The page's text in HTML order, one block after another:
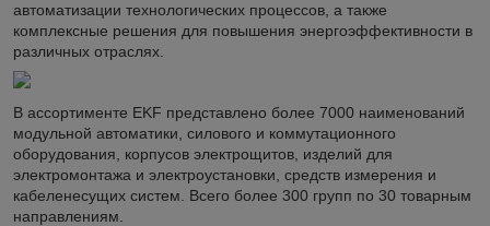
автоматизации технологических процессов, а также
комплексные решения для повышения энергоэффективности в
различных отраслях.
В ассортименте EKF представлено более 7000 наименований
модульной автоматики, силового и коммутационного
оборудования, корпусов электрощитов, изделий для
электромонтажа и электроустановки, средств измерения и
кабеленесущих систем. Всего более 300 групп по 30 товарным
направлениям.